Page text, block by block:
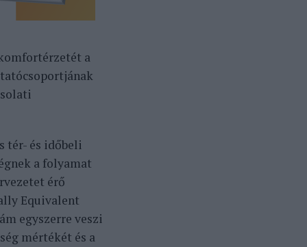
a
tér- és időbeli
a folyamat
érő
Equivalent
egyszerre veszi
mértékét és a